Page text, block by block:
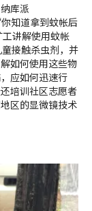
库派
知道拿到蚊帐后
讲解使用蚊帐
接触杀虫剂，并
如何使用这些物
应如何迅速行
培训社区志愿者
区的显微镜技术